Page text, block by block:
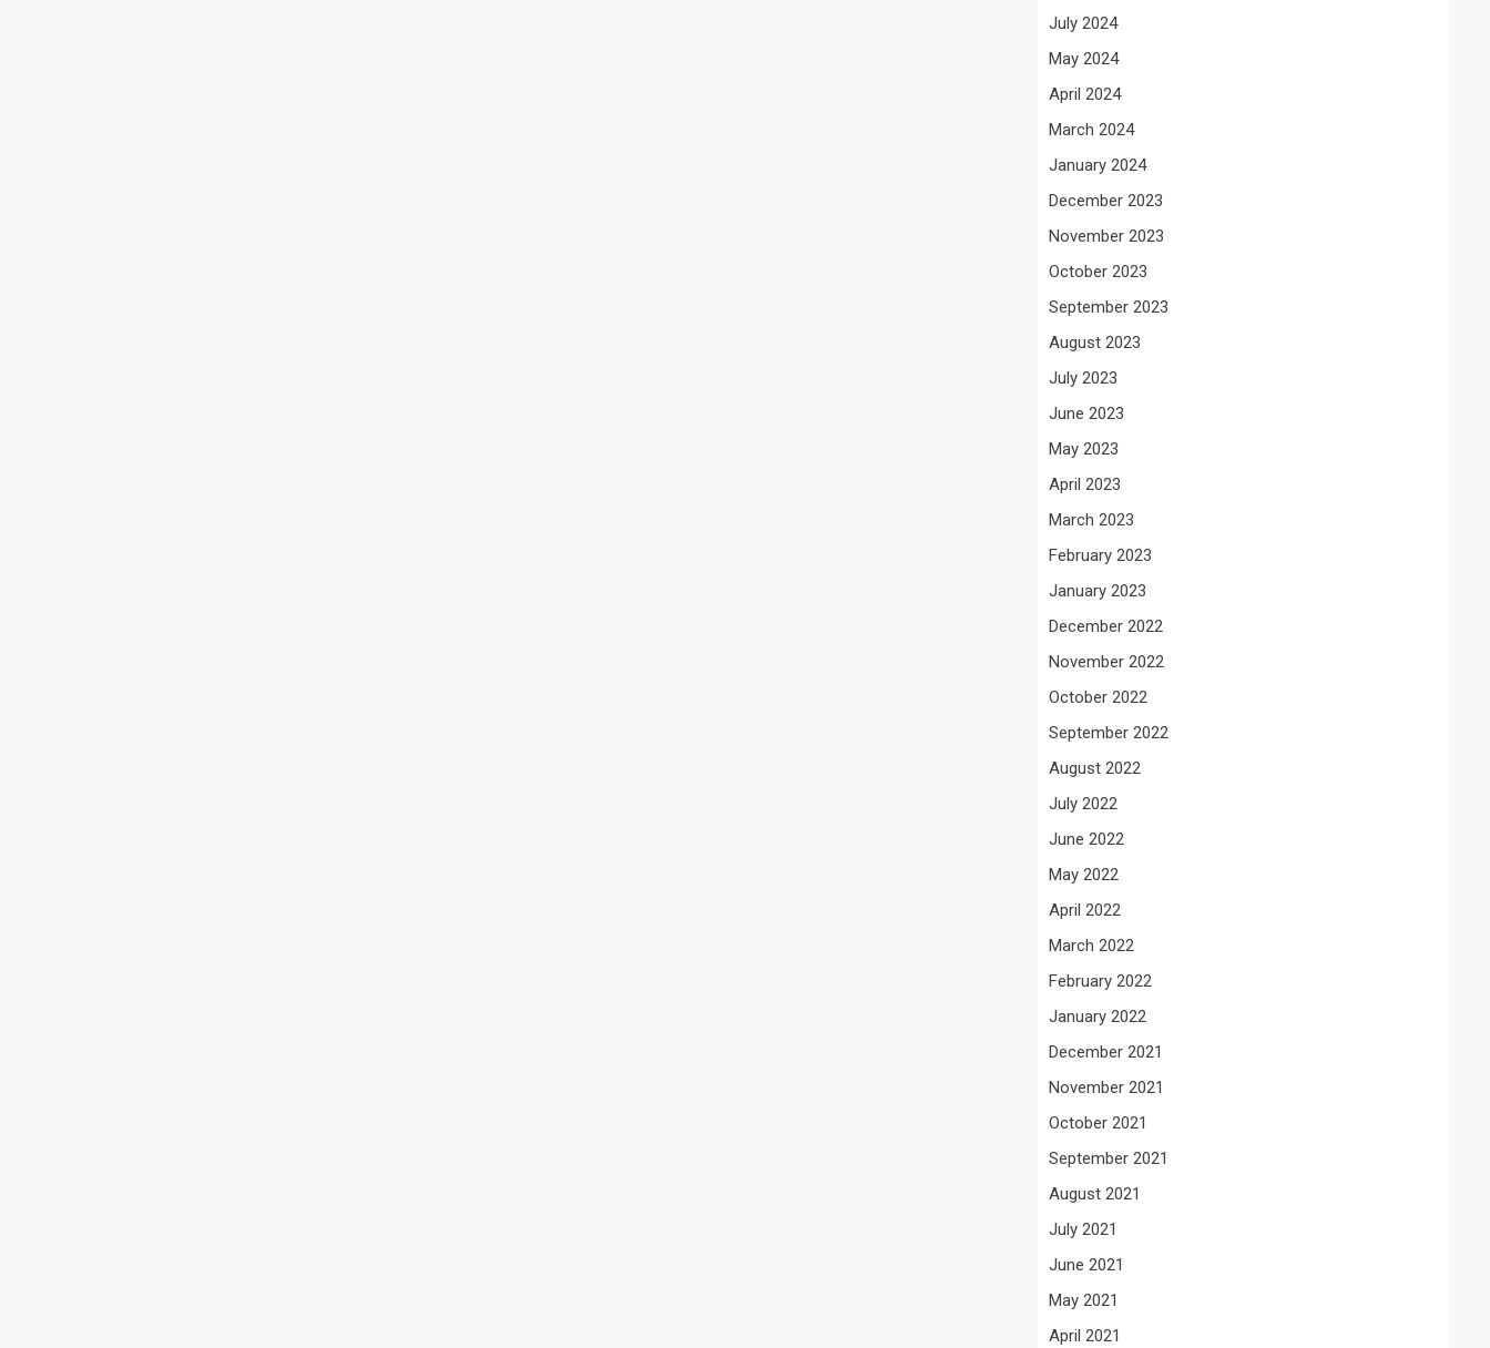
July 2024
May 2024
April 2024
March 2024
January 2024
December 2023
November 2023
October 2023
September 2023
August 2023
July 2023
June 2023
May 2023
April 2023
March 2023
February 2023
January 2023
December 2022
November 2022
October 2022
September 2022
August 2022
July 2022
June 2022
May 2022
April 2022
March 2022
February 2022
January 2022
December 2021
November 2021
October 2021
September 2021
August 2021
July 2021
June 2021
May 2021
April 2021